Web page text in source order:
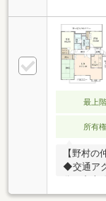
まで徒歩
3LDK。
にクロー
です。■
室乾燥機
ン、オー
月リフォ
ットバス
グ、壁
最上階
所有権
【野村の
◆交通ア
2分・西